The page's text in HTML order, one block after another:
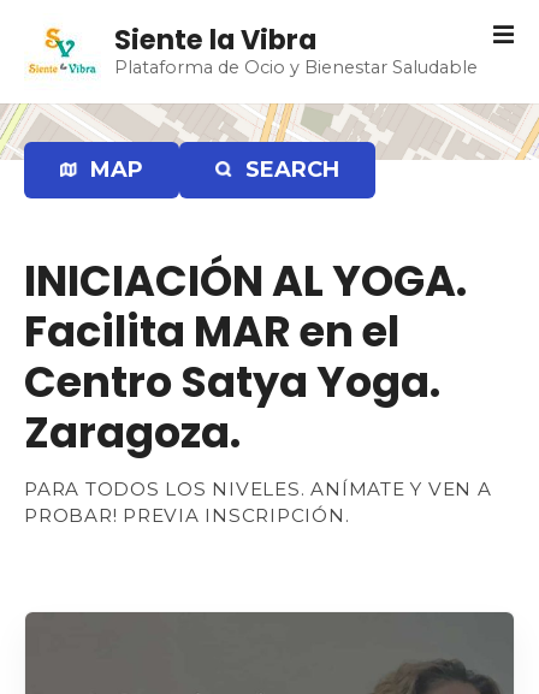
t
a
r
Siente la Vibra
Plataforma de Ocio y Bienestar Saludable
MAP SEARCH
INICIACIÓN AL YOGA.
Facilita MAR en el
Centro Satya Yoga.
Zaragoza.
PARA TODOS LOS NIVELES. ANÍMATE Y VEN A
PROBAR! PREVIA INSCRIPCIÓN.